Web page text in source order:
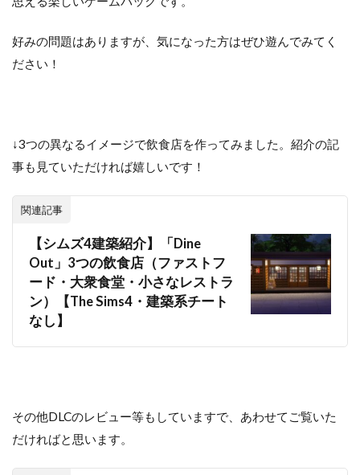
好みの問題はありますが、気になった方はぜひ遊んでみてく
ださい！
↓3つの異なるイメージで飲食店を作ってみました。紹介の記
事も見ていただければ嬉しいです！
関連記事
【シムズ4建築紹介】「Dine
Out」3つの飲食店（ファストフ
ード・大衆食堂・小さなレストラ
ン）【The Sims4・建築系チート
なし】
その他DLCのレビュー等もしていますで、あわせてご覧いた
だければと思います。